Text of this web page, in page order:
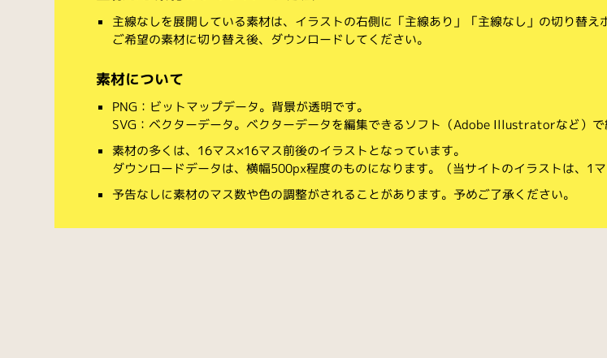
主線なしを展開している素材は、イラストの右側に「主線あり」「主線なし」の切り替え
ご希望の素材に切り替え後、ダウンロードしてください。
素材について
PNG：ビットマップデータ。背景が透明です。
SVG：ベクターデータ。ベクターデータを編集できるソフト（Adobe Illustratorなど）で
素材の多くは、16マス×16マス前後のイラストとなっています。
ダウンロードデータは、横幅500px程度のものになります。（当サイトのイラストは、1
予告なしに素材のマス数や色の調整がされることがあります。予めご了承ください。